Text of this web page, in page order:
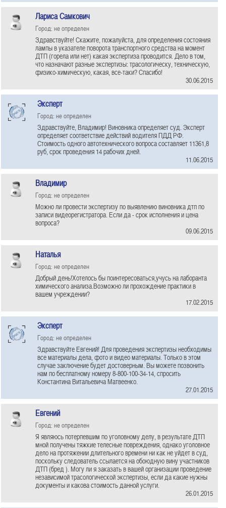
Лариса Самкович
Город: не определен
Здравствуйте! Скажите, пожалуйста, для определения состояния
лампы в указателе поворота транспортного средства на момент
ДТП (горела или нет) какая экспертиза проводится. Дело в том,
что назначают разные экспертизы: трасологическу, техническую,
физико-химическую, какая, все-таки? Спасибо!
30.06.2015
Эксперт
Город: не определен
Здравствуйте, Владимир! Виновника определяет суд. Эксперт
определяет соответствие действий водителя ПДД РФ.
Стоимость одного автотехнического вопроса составляет 11361,8
руб, срок проведения 14 рабочих дней.
11.06.2015
Владимир
Город: не определен
Можно ли провести экспертизу по выявлению виновника дтп по
записи видеорегистратора. Если да - срок исполнения и цена
вопроса?
09.06.2015
Наталья
Город: не определен
Добрый день!Хотелось бы поинтересоваться,учусь на лаборанта
химического анализа.Возможно ли прохождение практики в
вашем учреждении?
17.02.2015
Эксперт
Город: не определен
Здравствуйте Евгений! Для проведения экспертизы необходимы
все материалы дела, фото и видео материалы. Только в этом
случае заключение будет достоверным. Вы можете позвонить
нам по бесплатному номеру 8-800-100-34-14, спросить
Константина Витальевича Матвеенко.
27.01.2015
Евгений
Город: не определен
Я являюсь потерпевшим по уголовному делу, в результате ДТП
мной получены тяжкие телесные повреждения, однако уголовное
дело на протяжении длительного времени ни как не уйдет в суд,
поскольку следователь ссылается на обоюдную вину участников
ДТП (бред ). Могу ли я заказать в вашей организации проведение
независимой трасологической экспертизы, если да какие нужны
документы и какова стоимость данной услуги.
26.01.2015